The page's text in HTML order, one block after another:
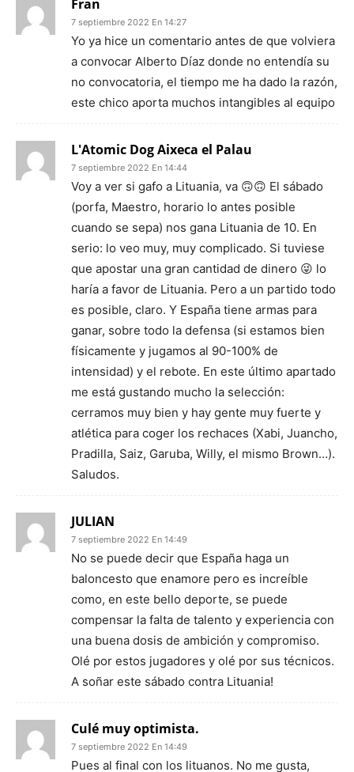
Fran
7 septiembre 2022 En 14:27
Yo ya hice un comentario antes de que volviera
a convocar Alberto Díaz donde no entendía su
no convocatoria, el tiempo me ha dado la razón,
este chico aporta muchos intangibles al equipo
L'Atomic Dog Aixeca el Palau
7 septiembre 2022 En 14:44
Voy a ver si gafo a Lituania, va 🙃🙃 El sábado
(porfa, Maestro, horario lo antes posible
cuando se sepa) nos gana Lituania de 10. En
serio: lo veo muy, muy complicado. Si tuviese
que apostar una gran cantidad de dinero 😜 lo
haría a favor de Lituania. Pero a un partido todo
es posible, claro. Y España tiene armas para
ganar, sobre todo la defensa (si estamos bien
físicamente y jugamos al 90-100% de
intensidad) y el rebote. En este último apartado
me está gustando mucho la selección:
cerramos muy bien y hay gente muy fuerte y
atlética para coger los rechaces (Xabi, Juancho,
Pradilla, Saiz, Garuba, Willy, el mismo Brown…).
Saludos.
JULIAN
7 septiembre 2022 En 14:49
No se puede decir que España haga un
baloncesto que enamore pero es increíble
como, en este bello deporte, se puede
compensar la falta de talento y experiencia con
una buena dosis de ambición y compromiso.
Olé por estos jugadores y olé por sus técnicos.
A soñar este sábado contra Lituania!
Culé muy optimista.
7 septiembre 2022 En 14:49
Pues al final con los lituanos. No me gusta,